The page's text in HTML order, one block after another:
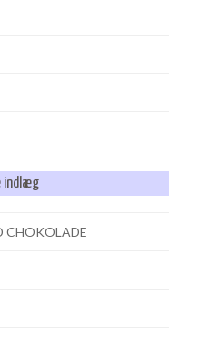
indlæg
CHOKOLADE